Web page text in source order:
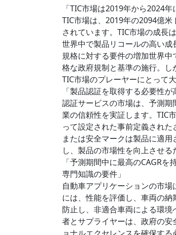
「TIC市場は2019年から2024
TIC市場は、2019年の2094億
されています。TIC市場の成長
世界中で製品リコールの高い
規格に対する要件の増加世界
格な政府規制と基準の施行。し
TIC市場のプレーヤーにとって
「製品認証を取得する必要性
認証サービスの市場は、予測
業の信頼性を実証します。TIC
って設定された事前定義され
または安全マークは製品に適
し、製品の市場性を向上させ
「予測期間中に最高のCAGR
専門知識の要件」
自動車アプリケーションの市
には、性能を評価し、車両の
防止し、非適合車両による環
者とサプライヤーは、政府の